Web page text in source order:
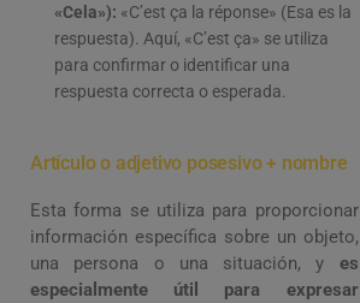
«Cela»): «C’est ça la réponse» (Esa es la
respuesta). Aquí, «C’est ça» se utiliza
para confirmar o identificar una
respuesta correcta o esperada.
Artículo o adjetivo posesivo + nombre
Esta forma se utiliza para proporcionar
información específica sobre un objeto,
una persona o una situación, y es
especialmente útil para expresar